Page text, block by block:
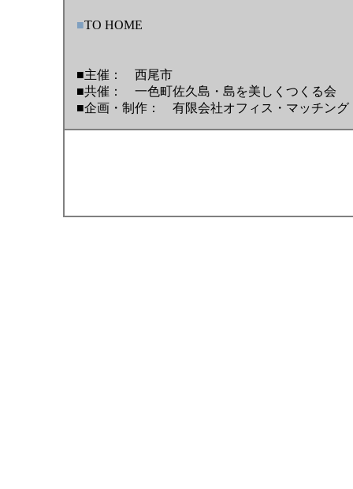
■TO HOME
■主催： 西尾市
■共催： 一色町佐久島・島を美しくつくる会
■企画・制作： 有限会社オフィス・マッチング